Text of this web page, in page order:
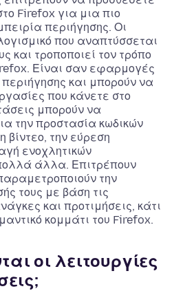
Firefox για μια πιο
περιήγησης. Οι
που αναπτύσσεται
και τροποποιεί τον τρόπο
Είναι σαν εφαρμογές
και μπορούν να
που κάνετε στο
μπορούν να
την προστασία κωδικών
βίντεο, την εύρεση
ενοχλητικών
άλλα. Επιτρέπουν
την
τους με βάση τις
και προτιμήσεις, κάτι
κομμάτι του Firefox.
οι λειτουργίες